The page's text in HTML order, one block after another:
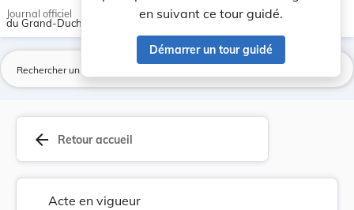
en suivant ce tour guidé.
Démarrer un tour guidé
Journal officiel
du Grand-Duché de Luxembourg
arrow_back Retour accueil
Acte en vigueur